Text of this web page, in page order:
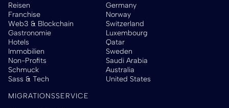
Reisen
Franchise
Web3 & Blockchain
Gastronomie
Hotels
Immobilien
Non-Profits
Schmuck
Sass & Tech
Germany
Norway
Switzerland
Luxembourg
Qatar
Sweden
Saudi Arabia
Australia
United States
MIGRATIONSSERVICE